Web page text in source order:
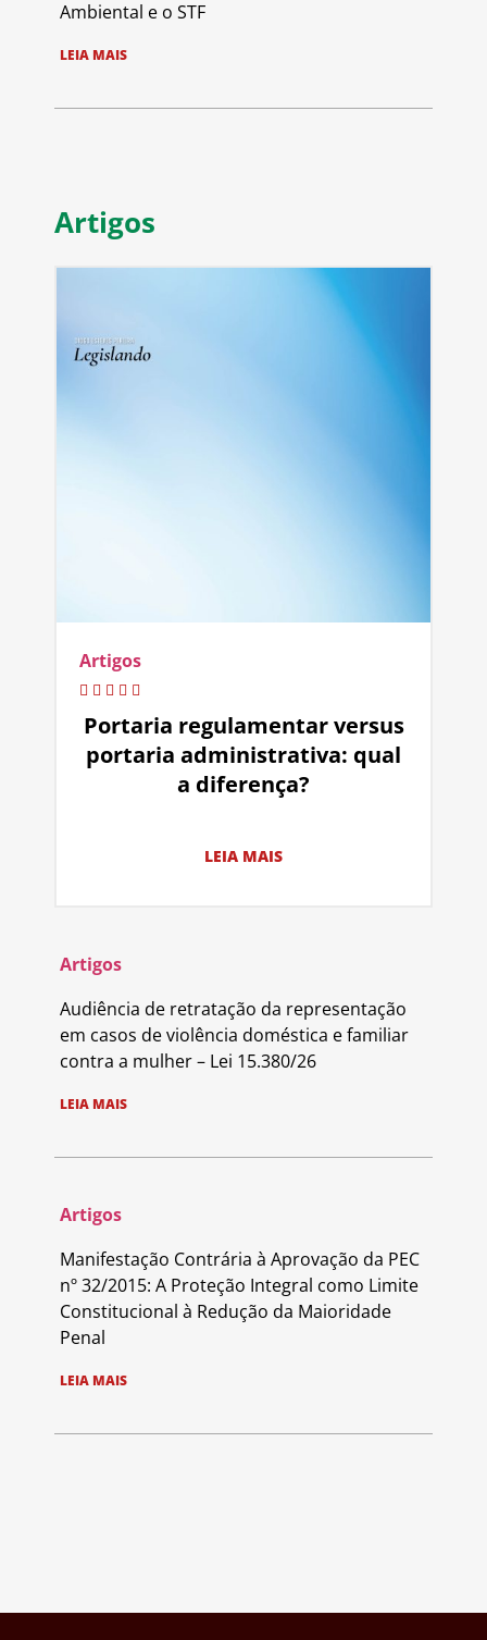
Ambiental e o STF
LEIA MAIS
Artigos
Artigos
Portaria regulamentar versus
portaria administrativa: qual
a diferença?
LEIA MAIS
Artigos
Audiência de retratação da representação
em casos de violência doméstica e familiar
contra a mulher – Lei 15.380/26
LEIA MAIS
Artigos
Manifestação Contrária à Aprovação da PEC
nº 32/2015: A Proteção Integral como Limite
Constitucional à Redução da Maioridade
Penal
LEIA MAIS